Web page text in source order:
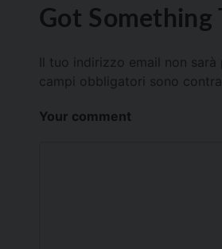
Got Something
Il tuo indirizzo email non
campi obbligatori sono
Your comment